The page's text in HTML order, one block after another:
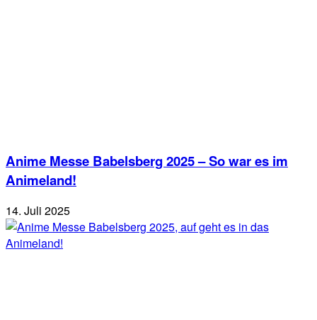
Anime Messe Babelsberg 2025 – So war es im
Animeland!
14. Juli 2025